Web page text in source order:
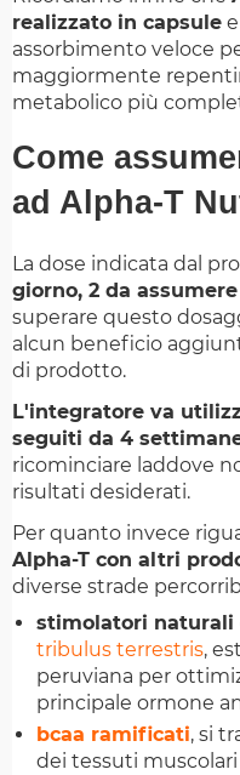
realizzato in capsule
assorbimento veloce
maggiormente
metabolico più
Come
ad Alpha-T
La dose indicata dal
giorno, 2 da
superare questo
alcun beneficio
di prodotto.
L'integratore va
seguiti da 4
ricominciare laddove
risultati desiderati.
Per quanto invece
Alpha-T con altri
diverse strade
stimolatori naturali
tribulus terrestris,
peruviana per
principale ormone
bcaa ramificati, si
dei tessuti